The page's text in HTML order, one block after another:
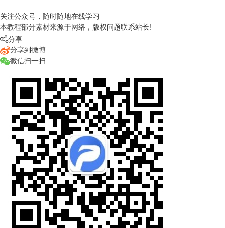
关注公众号，随时随地在线学习
本教程部分素材来源于网络，版权问题联系站长!
分享
分享到微博
微信扫一扫